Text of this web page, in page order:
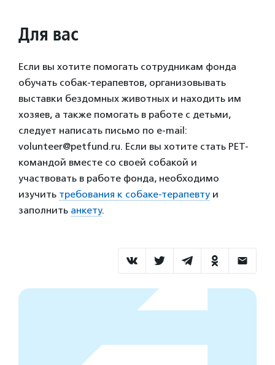
Для вас
Если вы хотите помогать сотрудникам фонда
обучать собак-терапевтов, организовывать
выставки бездомных животных и находить им
хозяев, а также помогать в работе с детьми,
следует написать письмо по e-mail:
volunteer@petfund.ru. Если вы хотите стать РЕТ-
командой вместе со своей собакой и
участвовать в работе фонда, необходимо
изучить требования к собаке-терапевту и
заполнить анкету.